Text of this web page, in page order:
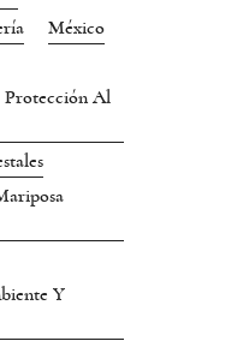
México
Protección Al
Y